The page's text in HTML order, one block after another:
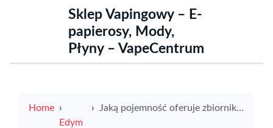
Sklep Vapingowy – E-
papierosy, Mody,
Płyny – VapeCentrum
Home
Edym
Jaką pojemność oferuje zbiornik Smok Vape Pen 22 w codziennym użytkowaniu